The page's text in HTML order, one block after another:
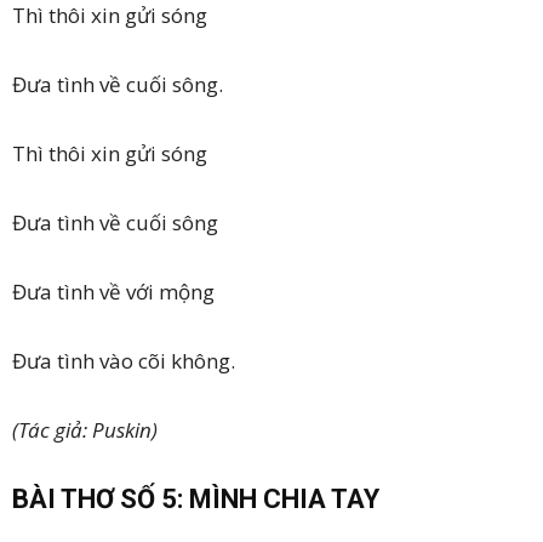
Thì thôi xin gửi sóng
Đưa tình về cuối sông.
Thì thôi xin gửi sóng
Đưa tình về cuối sông
Đưa tình về với mộng
Đưa tình vào cõi không.
(Tác giả: Puskin)
BÀI THƠ SỐ 5: MÌNH CHIA TAY